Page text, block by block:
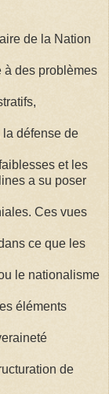
de la Nation
à des problèmes
la défense de
et les
a su poser
Ces vues
ce que les
le nationalisme
éléments
de